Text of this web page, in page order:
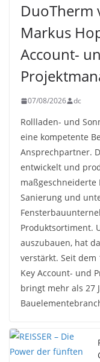
DuoTherm
Markus
Account-
07/08/2026 dc
Rollladen- und
eine kompetente
Ansprechpartner.
entwickelt und
Sanierung und
Produktsortiment.
auszubauen, hat
verstärkt. Seit dem
Key Account- und
bringt mehr als 27